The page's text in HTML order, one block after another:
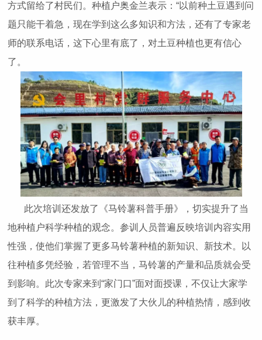
方式留给了村民们。种植户奥金兰表示：“以前种土豆遇到问
题只能干着急，现在学到这么多知识和方法，还有了专家老
师的联系电话，这下心里有底了，对土豆种植也更有信心
了。
此次培训还发放了《马铃薯科普手册》，切实提升了当
地种植户科学种植的观念。参训人员普遍反映培训内容实用
性强，使他们掌握了更多马铃薯种植的新知识、新技术。以
往种植多凭经验，若管理不当，马铃薯的产量和品质就会受
到影响。此次专家来到“家门口”面对面授课，不仅让大家学
到了科学的种植方法，更激发了大伙儿的种植热情，感到收
获丰厚。